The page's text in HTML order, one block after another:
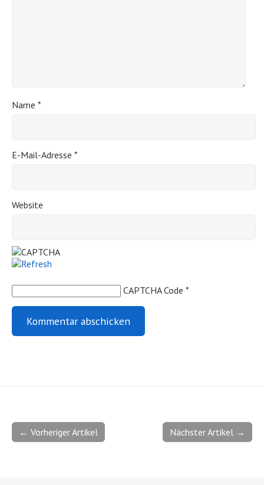
Name *
E-Mail-Adresse *
Website
CAPTCHA Code *
Nächster Artikel →
← Vorheriger Artikel